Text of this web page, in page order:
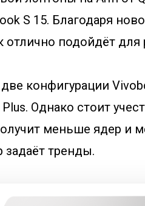
S 15. Благодаря
отлично подойдёт
конфигурации
Однако стоит
меньше ядер и
задаёт тренды.